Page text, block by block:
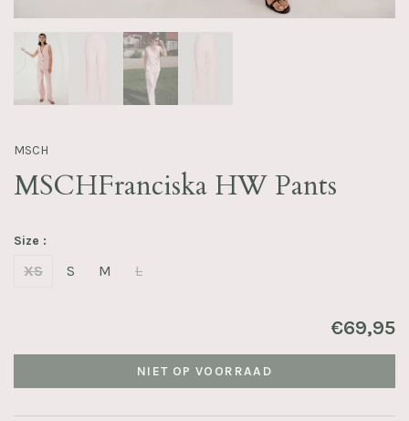
MSCH
MSCHFranciska HW Pants
Size :
XS S M L
€69,95
NIET OP VOORRAAD